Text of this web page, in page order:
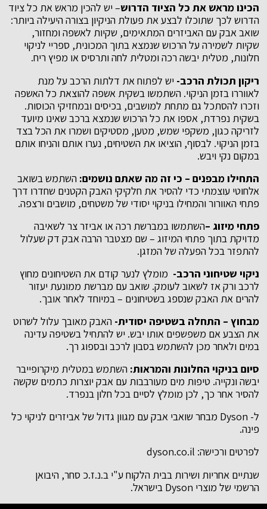
הכינו מראש את כל הציוד הדרוש– יש להכין מראש את כל ציוד
הדרוש לכך שתוכלו לבצע את פעולת הניקיון בצורה היעילה ביותר:
שואב אבק עם האביזרים המתאימים, שקיות לאשפה ומחזור,
שקיות לשמירה על הרכוש שנמצא בתוך המכונית, ספריי לניקוי
חלונות, מטלית יבשה רכה ומטלית לחה ותרסיס או מפיץ ריח.
ריקון תכולת הרכב- יש לפתוח את דלתות הרכב על מנת
לאווררו בזמן הניקוי. השתמשו בשקית אשפה להוצאת כל האשפה
וזכרו להסתכל גם מתחת למושבים, בכיסים ובמחזיקי הכוסות.
בשקית נפרדת, אספו את כל הרכוש שנמצא ברכב שאינו מיועד
לזריקה כגון, משקפי שמש, מטען, מסטיקים ושמרו את הכל בצד
בזמן הניקוי. לבסוף, הוציאו את השטיחים, נערו אותם והניחו אותם
במקום נקי ויבש.
התחילו מבפנים – כי זה מה שאתם נושמים: השתמש בשואב
אלחוטי עוצמתי כדי להסיר את חלקיקי האבק הקטנים שחדרו דרך
פתחי האוורור והמחילו בניקוי יסודי של משטחים, מושבים ורצפה.
פתחי מיזוג –השתמשו במברשת רכה או אביזר צר לשאיבה
מדויקת בתוך פתחי המיזוג – שם מצטבר הרבה אבק דק שעלול
להתפזר בכל הפעלה של המזגן.
ניקוי שטיחוני הרכב- מומלץ לנער קודם את השטיחונים מחוץ
לרכב ורק אז לשאוב לעומק. שואב עם מברשת ממונעת יעזור
להרים את האבק שנספג בשטיחונים – במיוחד לאחר אובך.
מבחוץ – התחלה בשטיפה יסודית- האבק מאובך עלול לשרוט
את הצבע אם משפשפים אותו יבש. יש להתחיל בשטיפה עדינה
במים ולאחר מכן להשתמש בסבון לרכב ובספוג רך.
סיום בניקוי החלונות והמראות: השתמש במטלית מיקרופייבר
יבשה ונקייה. טיפות מים מעורבבות עם אבק יוצרות כתמים שקשה
להסיר אחר כך, לכן מומלץ לסיים בכל חלון בנפרד.
ל- Dyson מבחר שואבי אבק עם מגוון גדול של אביזרים לניקוי כל
פינה.
לפרטים ורכישה: dyson.co.il
שנתיים אחריות ושירות בבית הלקוח ע"י ב.נ.ז.כ סחר, היבואן
הרשמי של מוצרי Dyson בישראל.